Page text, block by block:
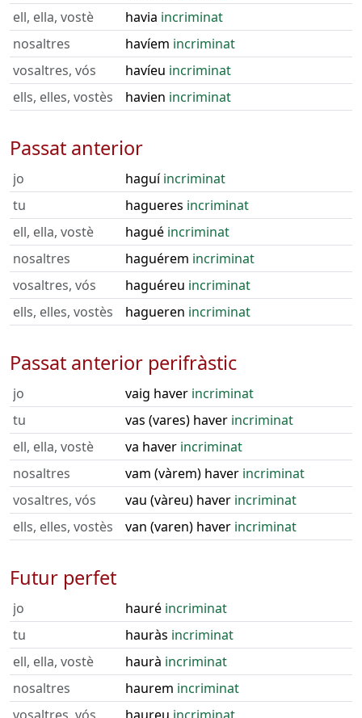
ell, ella, vostè
havia incriminat
nosaltres
havíem incriminat
vosaltres, vós
havíeu incriminat
ells, elles, vostès
havien incriminat
Passat anterior
jo haguíincriminat
tu
hagueres incriminat
ell, ella, vostè
hagué incriminat
nosaltres
haguérem incriminat
vosaltres, vós
haguéreu incriminat
ells, elles, vostès
hagueren incriminat
Passat anterior perifràstic
jo vaig haver incriminat
tu
vas (vares) haver incriminat
ell, ella, vostè
va haver incriminat
nosaltres
vam (vàrem) haver incriminat
vosaltres, vós
vau (vàreu) haver incriminat
ells, elles, vostès
van (varen) haver incriminat
Futur perfet
jo hauré incriminat
tu
hauràs incriminat
ell, ella, vostè
haurà incriminat
nosaltres
haurem incriminat